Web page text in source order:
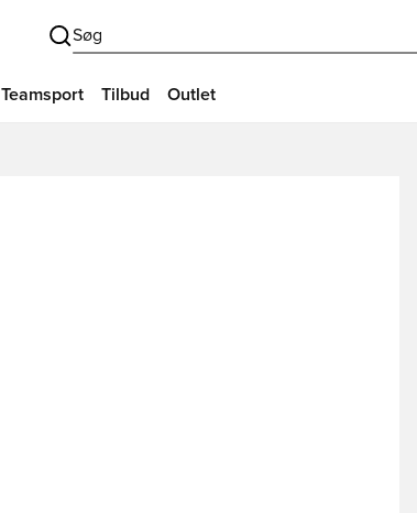
Søg
Teamsport Tilbud Outlet